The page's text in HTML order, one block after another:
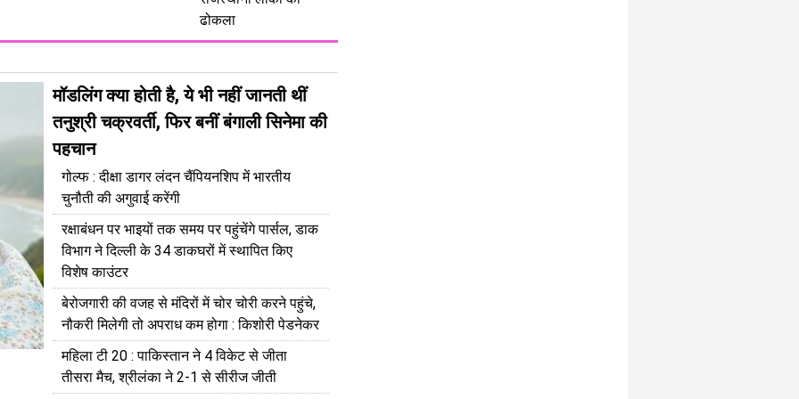
ढोकला
मॉडलिंग क्या होती है, ये भी नहीं जानती थीं
तनुश्री चक्रवर्ती, फिर बनीं बंगाली सिनेमा की
पहचान
गोल्फ : दीक्षा डागर लंदन चैंपियनशिप में भारतीय
चुनौती की अगुवाई करेंगी
रक्षाबंधन पर भाइयों तक समय पर पहुंचेंगे पार्सल, डाक
विभाग ने दिल्ली के 34 डाकघरों में स्थापित किए
विशेष काउंटर
बेरोजगारी की वजह से मंदिरों में चोर चोरी करने पहुंचे,
नौकरी मिलेगी तो अपराध कम होगा : किशोरी पेडनेकर
महिला टी 20 : पाकिस्तान ने 4 विकेट से जीता
तीसरा मैच, श्रीलंका ने 2-1 से सीरीज जीती